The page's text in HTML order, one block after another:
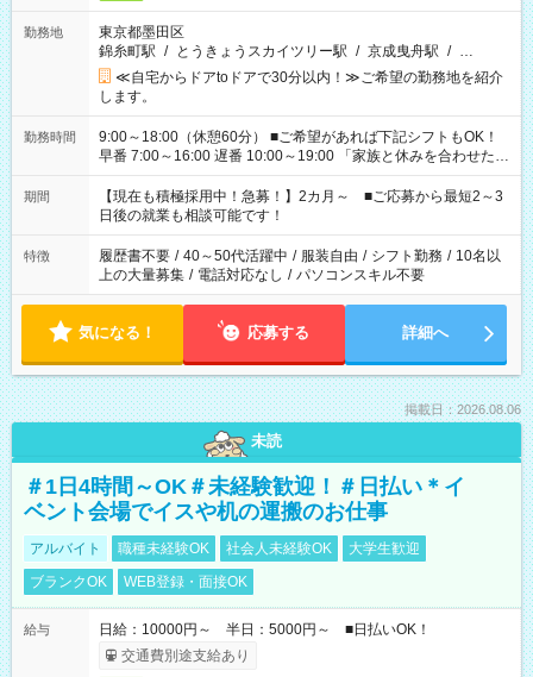
勤務地
東京都墨田区
錦糸町駅 / とうきょうスカイツリー駅 / 京成曳舟駅 / …
≪自宅からドアtoドアで30分以内！≫ご希望の勤務地を紹介
します。
勤務時間
9:00～18:00（休憩60分） ■ご希望があれば下記シフトもOK！
早番 7:00～16:00 遅番 10:00～19:00 「家族と休みを合わせた
い」 「余裕を持って夕飯の準備がしたい」 「できれば残業はし
たくない」 など、ご希望を教えてくださいね。 ※Wワーク希望
の方へ 今ご覧のお仕事で希望する勤務時間と、もう1つのお仕事
の勤務時間。 合計で週40時間を超える場合は応募できません。
期間
【現在も積極採用中！急募！】2カ月～ ■ご応募から最短2～3
日後の就業も相談可能です！
特徴 履歴書不要 / 40～50代活躍中 / 服装自由 / シフト勤務 / 10名以
上の大量募集 / 電話対応なし / パソコンスキル不要
気になる！ 応募する 詳細へ
掲載日：2026.08.06
未読
＃1日4時間～OK＃未経験歓迎！＃日払い＊イ
ベント会場でイスや机の運搬のお仕事
アルバイト 職種未経験OK 社会人未経験OK
大学生歓迎
ブランクOK
WEB登録・面接OK
給与
日給：10000円～ 半日：5000円～ ■日払いOK！
交通費別途支給あり